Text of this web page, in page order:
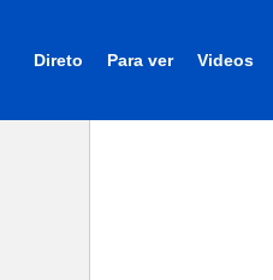
Direto Para ver Videos